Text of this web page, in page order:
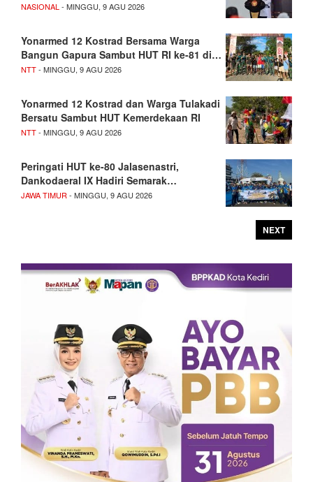
NASIONAL- MINGGU, 9 AGU 2026
Yonarmed 12 Kostrad Bersama Warga
Bangun Gapura Sambut HUT RI ke-81 di…
NTT- MINGGU, 9 AGU 2026
Yonarmed 12 Kostrad dan Warga Tulakadi
Bersatu Sambut HUT Kemerdekaan RI
NTT- MINGGU, 9 AGU 2026
Peringati HUT ke-80 Jalasenastri,
Dankodaeral IX Hadiri Semarak…
JAWA TIMUR- MINGGU, 9 AGU 2026
NEXT